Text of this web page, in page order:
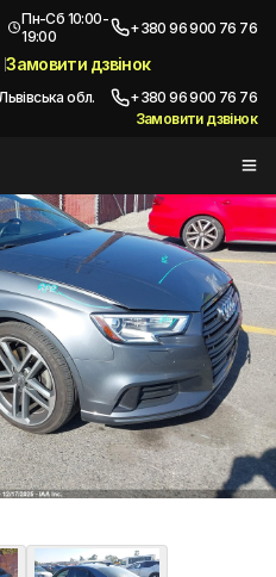
Пн-Сб 10:00-
19:00
+380 96 900 76 76
Замовити дзвінок
обл.
+380 96 900 76 76
Замовити дзвінок